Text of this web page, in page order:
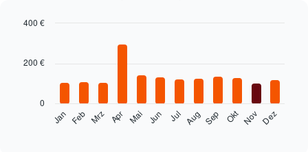
with
folgendeJan Feb Mrz Apr Mai Jun Jul Aug Sep Okt Nov Dez
0
200 €
400 €